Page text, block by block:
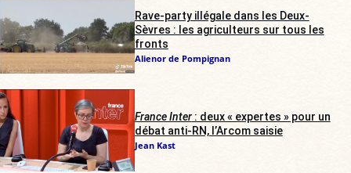
Rave-party illégale dans les Deux-
Sèvres : les agriculteurs sur tous les
fronts
Alienor de Pompignan
France Inter: deux « expertes » pour un
débat anti-RN, l’Arcom saisie
Jean Kast